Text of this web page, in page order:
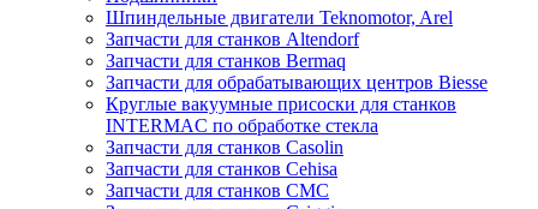
Шпиндельные двигатели Teknomotor, Arel
Запчасти для станков Altendorf
Запчасти для станков Bermaq
Запчасти для обрабатывающих центров Biesse
Круглые вакуумные присоски для станков
INTERMAC по обработке стекла
Запчасти для станков Casolin
Запчасти для станков Cehisa
Запчасти для станков CMC